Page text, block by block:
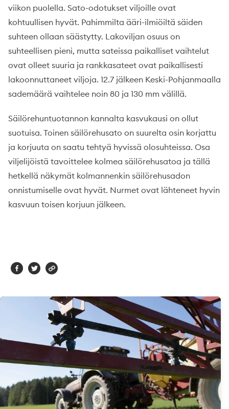
viikon puolella. Sato-odotukset viljoille ovat
kohtuullisen hyvät. Pahimmilta ääri-ilmiöiltä säiden
suhteen ollaan säästytty. Lakoviljan osuus on
suhteellisen pieni, mutta sateissa paikalliset vaihtelut
ovat olleet suuria ja rankkasateet ovat paikallisesti
lakoonnuttaneet viljoja. 12.7 jälkeen Keski-Pohjanmaalla
sademäärä vaihtelee noin 80 ja 130 mm välillä.
Säilörehuntuotannon kannalta kasvukausi on ollut
suotuisa. Toinen säilörehusato on suurelta osin korjattu
ja korjuuta on saatu tehtyä hyvissä olosuhteissa. Osa
viljelijöistä tavoittelee kolmea säilörehusatoa ja tällä
hetkellä näkymät kolmannenkin säilörehusadon
onnistumiselle ovat hyvät. Nurmet ovat lähteneet hyvin
kasvuun toisen korjuun jälkeen.